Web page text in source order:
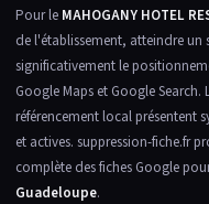
Pour le MAHOGANY HOTEL
de l'établissement, atteindre
significativement le
Google Maps et Google Search.
référencement local présentent
et actives. suppression-fiche.fr
complète des fiches Google
Guadeloupe.